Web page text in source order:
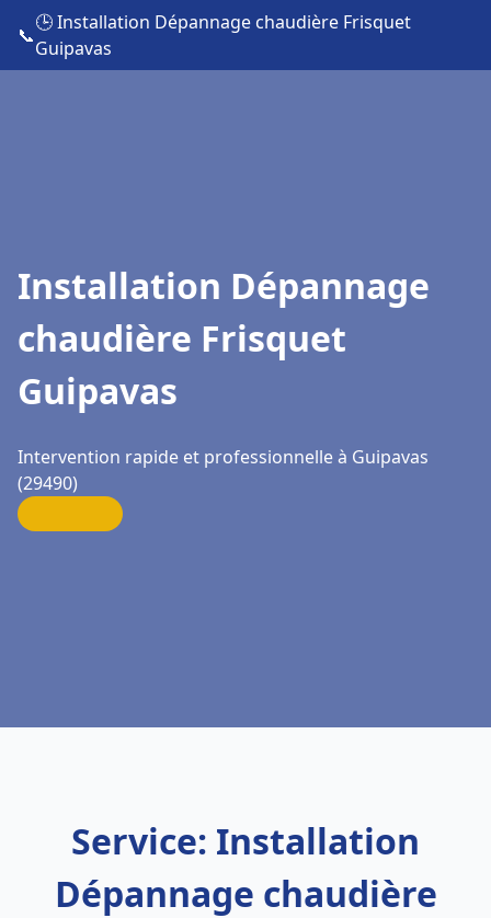
📞
🕒 Installation Dépannage chaudière Frisquet
Guipavas
Installation Dépannage
chaudière Frisquet
Guipavas
Intervention rapide et professionnelle à Guipavas
(29490)
Service: Installation
Dépannage chaudière